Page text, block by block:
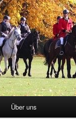
Über uns